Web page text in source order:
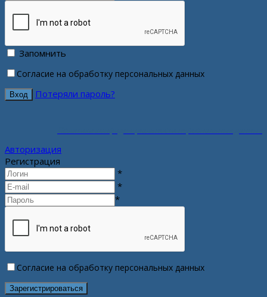
Запомнить
Согласие на обработку персональных данных
Потеряли пароль?
Авторизация
Регистрация
*
*
*
Согласие на обработку персональных данных